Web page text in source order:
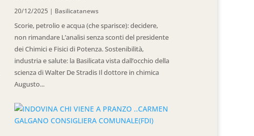
20/12/2025 | Basilicatanews
Scorie, petrolio e acqua (che sparisce): decidere,
non rimandare L’analisi senza sconti del presidente
dei Chimici e Fisici di Potenza. Sostenibilità,
industria e salute: la Basilicata vista dall’occhio della
scienza di Walter De Stradis Il dottore in chimica
Augusto...